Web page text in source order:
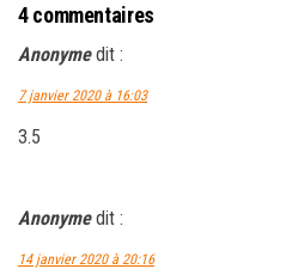
4 commentaires
Anonyme dit :
7 janvier 2020 à 16:03
3.5
Anonyme dit :
14 janvier 2020 à 20:16